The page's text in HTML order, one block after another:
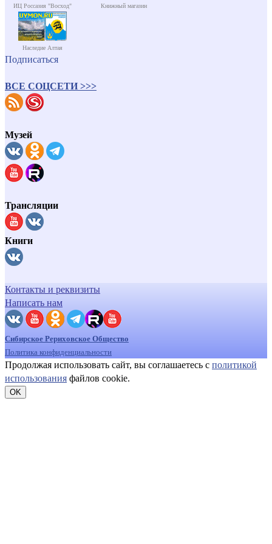
ИЦ Россазия "Восход" Книжный магазин
Наследие Алтая
Подписаться
ВСЕ СОЦСЕТИ >>>
Музей
Трансляции
Книги
Контакты и реквизиты
Написать нам
Сибирское Рериховское Общество
Политика конфиденциальности
Продолжая использовать сайт, вы соглашаетесь с политикой
использования файлов cookie.
OK